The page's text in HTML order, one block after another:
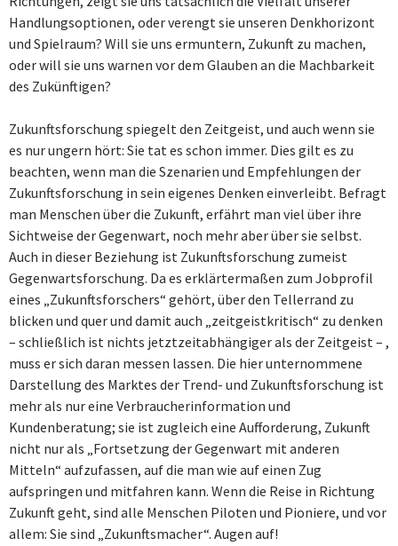
Handlungsoptionen, oder verengt sie unseren Denkhorizont
und Spielraum? Will sie uns ermuntern, Zukunft zu machen,
oder will sie uns warnen vor dem Glauben an die Machbarkeit
des Zukünftigen?
Zukunftsforschung spiegelt den Zeitgeist, und auch wenn sie
es nur ungern hört: Sie tat es schon immer. Dies gilt es zu
beachten, wenn man die Szenarien und Empfehlungen der
Zukunftsforschung in sein eigenes Denken einverleibt. Befragt
man Menschen über die Zukunft, erfährt man viel über ihre
Sichtweise der Gegenwart, noch mehr aber über sie selbst.
Auch in dieser Beziehung ist Zukunftsforschung zumeist
Gegenwartsforschung. Da es erklärtermaßen zum Jobprofil
eines „Zukunftsforschers“ gehört, über den Tellerrand zu
blicken und quer und damit auch „zeitgeistkritisch“ zu denken
– schließlich ist nichts jetztzeitabhängiger als der Zeitgeist – ,
muss er sich daran messen lassen. Die hier unternommene
Darstellung des Marktes der Trend- und Zukunftsforschung ist
mehr als nur eine Verbraucherinformation und
Kundenberatung; sie ist zugleich eine Aufforderung, Zukunft
nicht nur als „Fortsetzung der Gegenwart mit anderen
Mitteln“ aufzufassen, auf die man wie auf einen Zug
aufspringen und mitfahren kann. Wenn die Reise in Richtung
Zukunft geht, sind alle Menschen Piloten und Pioniere, und vor
allem: Sie sind „Zukunftsmacher“. Augen auf!